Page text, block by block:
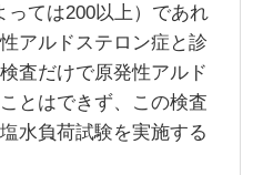
ては200以上）であれ
アルドステロン症と診
査だけで原発性アルド
とはできず、この検査
水負荷試験を実施する